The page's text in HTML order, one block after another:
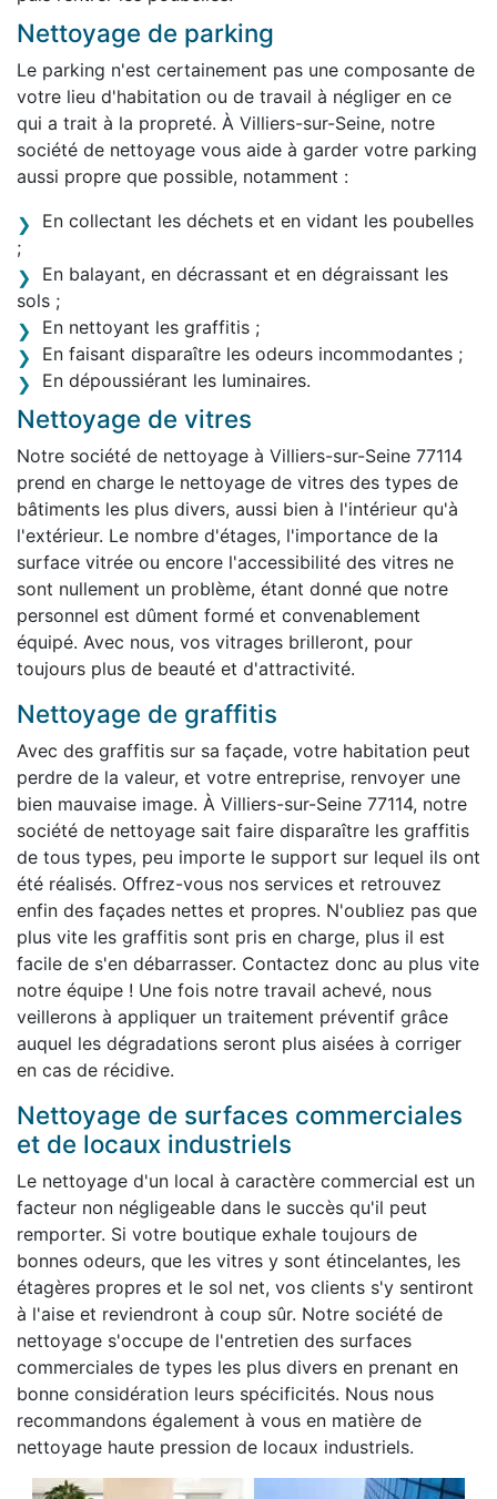
Nettoyage de parking
Le parking n'est certainement pas une composante de
votre lieu d'habitation ou de travail à négliger en ce
qui a trait à la propreté. À Villiers-sur-Seine, notre
société de nettoyage vous aide à garder votre parking
aussi propre que possible, notamment :
En collectant les déchets et en vidant les poubelles
;
En balayant, en décrassant et en dégraissant les
sols ;
En nettoyant les graffitis ;
En faisant disparaître les odeurs incommodantes ;
En dépoussiérant les luminaires.
Nettoyage de vitres
Notre société de nettoyage à Villiers-sur-Seine 77114
prend en charge le nettoyage de vitres des types de
bâtiments les plus divers, aussi bien à l'intérieur qu'à
l'extérieur. Le nombre d'étages, l'importance de la
surface vitrée ou encore l'accessibilité des vitres ne
sont nullement un problème, étant donné que notre
personnel est dûment formé et convenablement
équipé. Avec nous, vos vitrages brilleront, pour
toujours plus de beauté et d'attractivité.
Nettoyage de graffitis
Avec des graffitis sur sa façade, votre habitation peut
perdre de la valeur, et votre entreprise, renvoyer une
bien mauvaise image. À Villiers-sur-Seine 77114, notre
société de nettoyage sait faire disparaître les graffitis
de tous types, peu importe le support sur lequel ils ont
été réalisés. Offrez-vous nos services et retrouvez
enfin des façades nettes et propres. N'oubliez pas que
plus vite les graffitis sont pris en charge, plus il est
facile de s'en débarrasser. Contactez donc au plus vite
notre équipe ! Une fois notre travail achevé, nous
veillerons à appliquer un traitement préventif grâce
auquel les dégradations seront plus aisées à corriger
en cas de récidive.
Nettoyage de surfaces commerciales
et de locaux industriels
Le nettoyage d'un local à caractère commercial est un
facteur non négligeable dans le succès qu'il peut
remporter. Si votre boutique exhale toujours de
bonnes odeurs, que les vitres y sont étincelantes, les
étagères propres et le sol net, vos clients s'y sentiront
à l'aise et reviendront à coup sûr. Notre société de
nettoyage s'occupe de l'entretien des surfaces
commerciales de types les plus divers en prenant en
bonne considération leurs spécificités. Nous nous
recommandons également à vous en matière de
nettoyage haute pression de locaux industriels.